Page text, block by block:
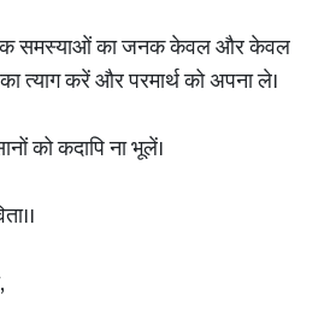
समस्याओं का जनक केवल और केवल
का त्याग करें और परमार्थ को अपना ले।
को कदापि ना भूलें।